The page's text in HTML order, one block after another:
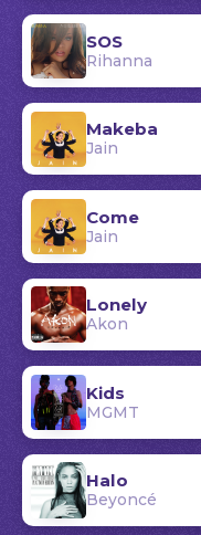
SOS
Rihanna
Makeba
Jain
Come
Jain
Lonely
Akon
Kids
MGMT
Halo
Beyoncé